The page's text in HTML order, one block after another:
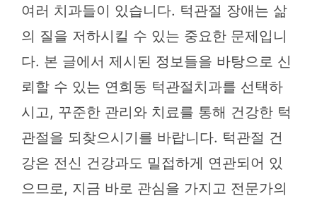
여러 치과들이 있습니다. 턱관절 장애는 삶
의 질을 저하시킬 수 있는 중요한 문제입니
다. 본 글에서 제시된 정보들을 바탕으로 신
뢰할 수 있는 연희동 턱관절치과를 선택하
시고, 꾸준한 관리와 치료를 통해 건강한 턱
관절을 되찾으시기를 바랍니다. 턱관절 건
강은 전신 건강과도 밀접하게 연관되어 있
으므로, 지금 바로 관심을 가지고 전문가의